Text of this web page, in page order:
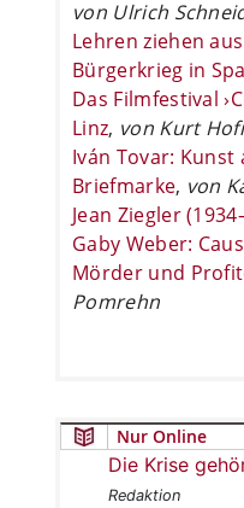
von Ulrich
Lehren ziehen
Bürgerkrieg in
Das Filmfestival
Linz, von Kurt
Iván Tovar: Kunst
Briefmarke, von
Jean Ziegler
Gaby Weber:
Mörder und
Pomrehn
Nur Online
Die Krise
Redaktion